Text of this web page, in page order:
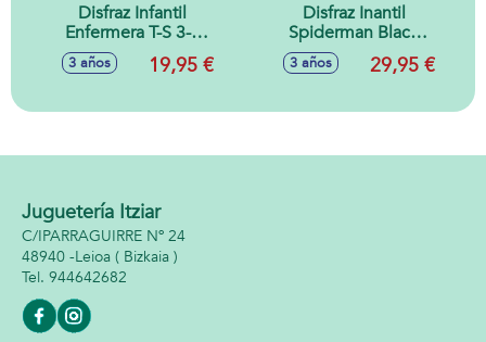
Disfraz Infantil
Enfermera T-S 3-6
Años
3 años 19,95 €
Disfraz Inantil
Spiderman Black
Line Talla (3-4 Años)
98-104Cm
3 años 29,95 €
Juguetería Itziar
C/IPARRAGUIRRE Nº 24
48940 -Leioa ( Bizkaia )
944642682